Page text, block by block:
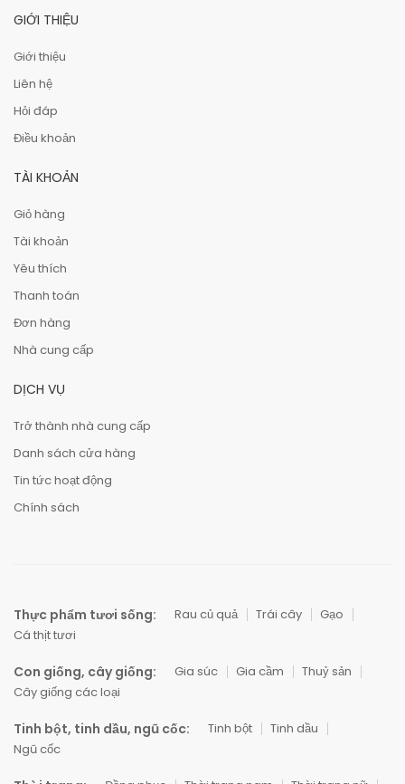
GIỚI THIỆU
Giới thiệu
Liên hệ
Hỏi đáp
Điều khoản
TÀI KHOẢN
Giỏ hàng
Tài khoản
Yêu thích
Thanh toán
Đơn hàng
Nhà cung cấp
DỊCH VỤ
Trở thành nhà cung cấp
Danh sách cửa hàng
Tin tức hoạt động
Chính sách
Thực phẩm tươi sống: Rau củ quả Trái cây
Gạo
Cá thịt tươi
Con giống, cây giống: Gia súc Gia cầm
Thuỷ sản
Cây giống các loại
Tinh bột, tinh dầu, ngũ cốc: Tinh bột
Tinh dầu
Ngũ cốc